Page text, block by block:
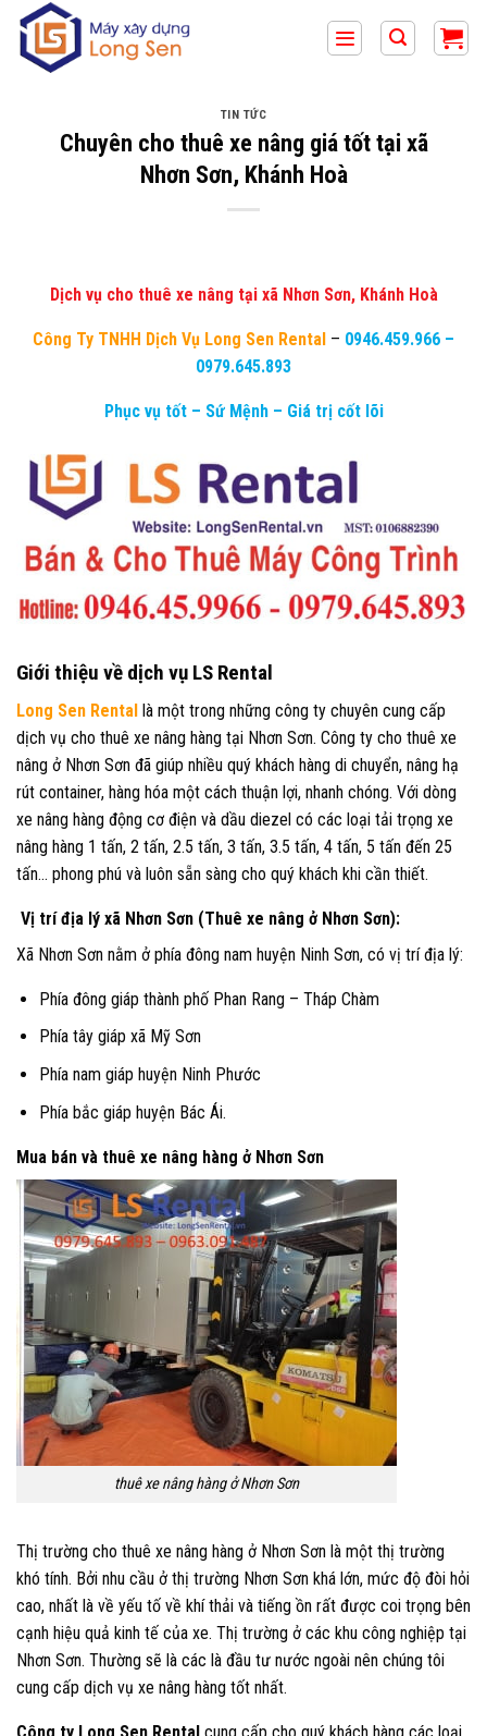
qua
TIN TỨC
Chuyên cho thuê xe nâng giá tốt tại xã
Nhơn Sơn, Khánh Hoà
Dịch vụ cho thuê xe nâng tại xã Nhơn Sơn, Khánh Hoà
Công Ty TNHH Dịch Vụ Long Sen Rental – 0946.459.966 –
0979.645.893
Phục vụ tốt – Sứ Mệnh – Giá trị cốt lõi
Giới thiệu về dịch vụ LS Rental
Long Sen Rental là một trong những công ty chuyên cung cấp
dịch vụ cho thuê xe nâng hàng tại Nhơn Sơn. Công ty cho thuê xe
nâng ở Nhơn Sơn đã giúp nhiều quý khách hàng di chuyển, nâng hạ
rút container, hàng hóa một cách thuận lợi, nhanh chóng. Với dòng
xe nâng hàng động cơ điện và dầu diezel có các loại tải trọng xe
nâng hàng 1 tấn, 2 tấn, 2.5 tấn, 3 tấn, 3.5 tấn, 4 tấn, 5 tấn đến 25
tấn… phong phú và luôn sẵn sàng cho quý khách khi cần thiết.
Vị trí địa lý xã Nhơn Sơn (Thuê xe nâng ở Nhơn Sơn):
Xã Nhơn Sơn nằm ở phía đông nam huyện Ninh Sơn, có vị trí địa lý:
Phía đông giáp thành phố Phan Rang – Tháp Chàm
Phía tây giáp xã Mỹ Sơn
Phía nam giáp huyện Ninh Phước
Phía bắc giáp huyện Bác Ái.
Mua bán và thuê xe nâng hàng ở Nhơn Sơn
thuê xe nâng hàng ở Nhơn Sơn
Thị trường cho thuê xe nâng hàng ở Nhơn Sơn là một thị trường
khó tính. Bởi nhu cầu ở thị trường Nhơn Sơn khá lớn, mức độ đòi hỏi
cao, nhất là về yếu tố về khí thải và tiếng ồn rất được coi trọng bên
cạnh hiệu quả kinh tế của xe. Thị trường ở các khu công nghiệp tại
Nhơn Sơn. Thường sẽ là các là đầu tư nước ngoài nên chúng tôi
cung cấp dịch vụ xe nâng hàng tốt nhất.